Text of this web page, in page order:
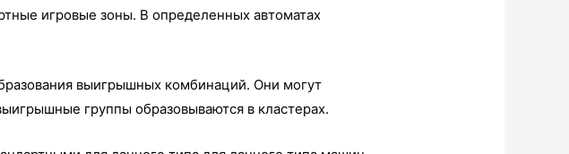
игровые зоны. В определенных автоматах
выигрышных комбинаций. Они могут
группы образовываются в кластерах.